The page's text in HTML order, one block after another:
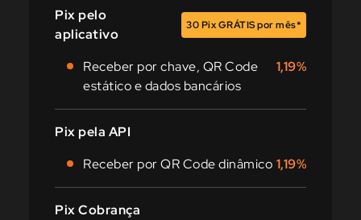
Pix pelo
aplicativo
30 Pix GRÁTIS por mês*
Receber por chave, QR Code
estático e dados bancários
1,19%
Pix pela API
Receber por QR Code dinâmico 1,19%
Pix Cobrança